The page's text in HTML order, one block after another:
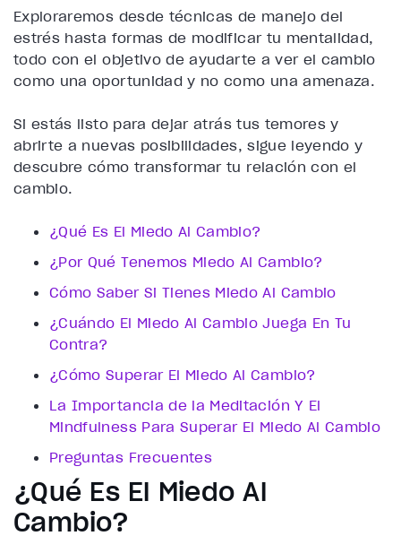
Exploraremos desde técnicas de manejo del
estrés hasta formas de modificar tu mentalidad,
todo con el objetivo de ayudarte a ver el cambio
como una oportunidad y no como una amenaza.
Si estás listo para dejar atrás tus temores y
abrirte a nuevas posibilidades, sigue leyendo y
descubre cómo transformar tu relación con el
cambio.
¿Qué Es El Miedo Al Cambio?
¿Por Qué Tenemos Miedo Al Cambio?
Cómo Saber Si Tienes Miedo Al Cambio
¿Cuándo El Miedo Al Cambio Juega En Tu
Contra?
¿Cómo Superar El Miedo Al Cambio?
La Importancia de la Meditación Y El
Mindfulness Para Superar El Miedo Al Cambio
Preguntas Frecuentes
¿Qué Es El Miedo Al
Cambio?